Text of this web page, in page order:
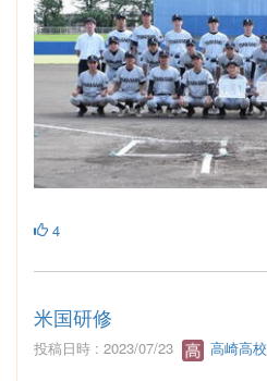
4
米国研修
投稿日時 : 2023/07/23 高崎高校